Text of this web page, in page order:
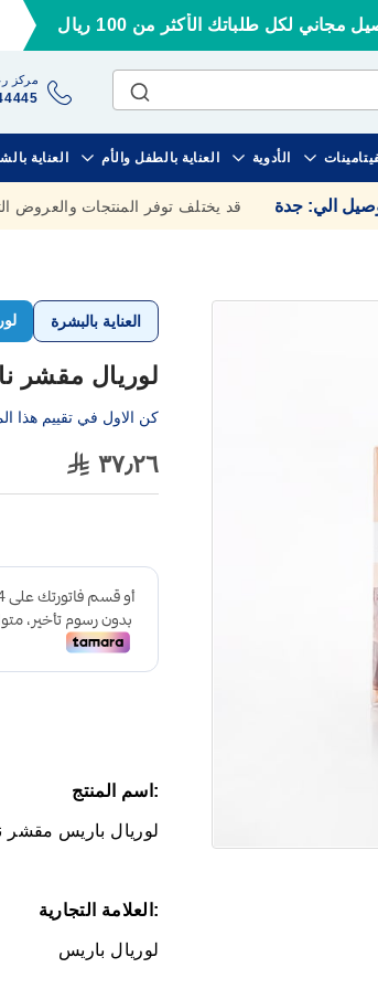
مجاني لكل طلباتك الأكثر من 100 ريال
مركز
الأدوية العناية بالطفل والأم العناية
الي: جدة قد يختلف توفر المنتجات والعروض
العناية بالبشرة
لوريال مقشر
كن الاول في تقييم هذا
٣٧٫٢٦
:اسم المنتج
لوريال باريس مقشر
:العلامة التجارية
لوريال باريس